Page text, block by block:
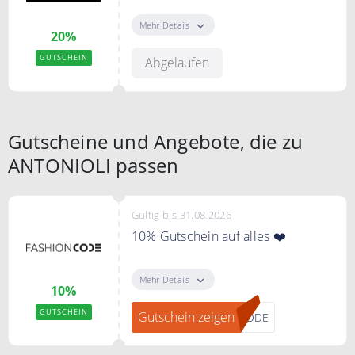
20%
GUTSCHEIN
20% Rabatt auf Ihre Bestellung.
Mehr Details
Abgelaufen
Gutscheine und Angebote, die zu
ANTONIOLI passen
10%
GUTSCHEIN
Gültig bis 31.08.2026
10% Gutschein auf alles ❤️
FASHIONCODE zum Newsletter
anmelden und einen 10%
Gutschein erhalten.
Mehr Details
Gutschein zeigen CODE